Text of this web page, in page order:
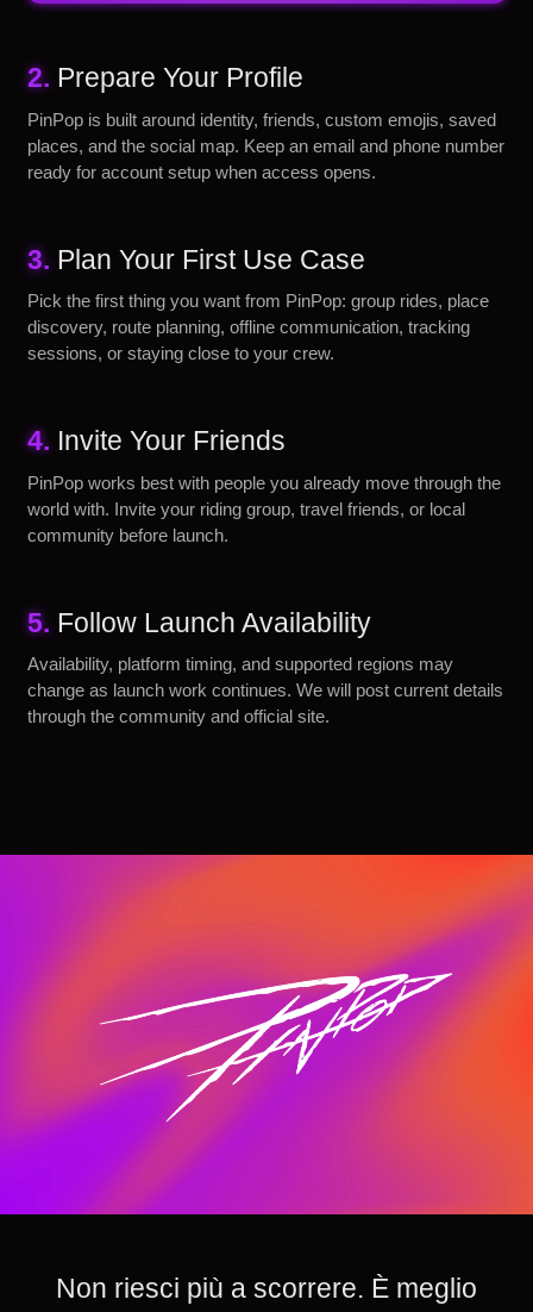
2. Prepare Your Profile
PinPop is built around identity, friends, custom emojis, saved
places, and the social map. Keep an email and phone number
ready for account setup when access opens.
3. Plan Your First Use Case
Pick the first thing you want from PinPop: group rides, place
discovery, route planning, offline communication, tracking
sessions, or staying close to your crew.
4. Invite Your Friends
PinPop works best with people you already move through the
world with. Invite your riding group, travel friends, or local
community before launch.
5. Follow Launch Availability
Availability, platform timing, and supported regions may
change as launch work continues. We will post current details
through the community and official site.
Non riesci più a scorrere. È meglio